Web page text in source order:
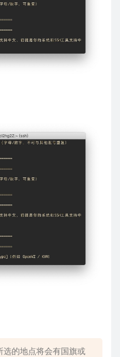
选的地点将会有国旗或